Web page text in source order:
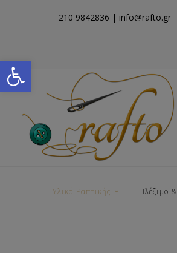
Open toolbar
210 9842836 | info@rafto.gr
Υλικά Ραπτικής Πλέξιμο